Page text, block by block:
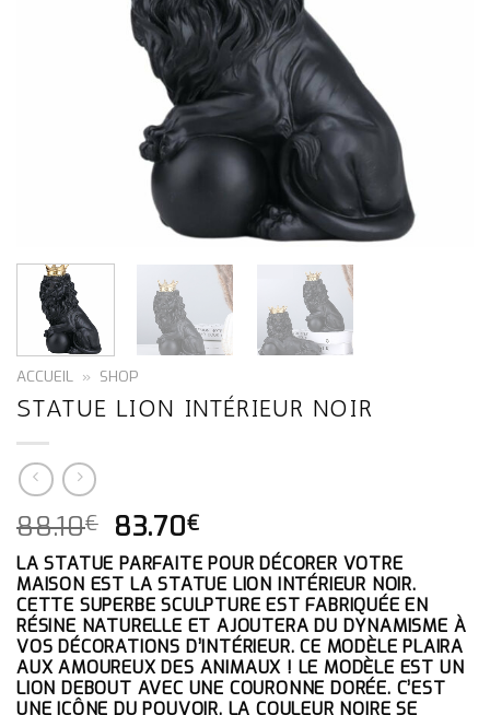
ACCUEIL » SHOP
STATUE LION INTÉRIEUR NOIR
88.10€ LE
PRIX
INITIAL
ÉTAIT :
88.10€.
83.70€LE
PRIX
ACTUEL
EST :
83.70€.
LA STATUE PARFAITE POUR DÉCORER VOTRE
MAISON EST LA STATUE LION INTÉRIEUR NOIR.
CETTE SUPERBE SCULPTURE EST FABRIQUÉE EN
RÉSINE NATURELLE ET AJOUTERA DU DYNAMISME À
VOS DÉCORATIONS D’INTÉRIEUR. CE MODÈLE PLAIRA
AUX AMOUREUX DES ANIMAUX ! LE MODÈLE EST UN
LION DEBOUT AVEC UNE COURONNE DORÉE. C’EST
UNE ICÔNE DU POUVOIR. LA COULEUR NOIRE SE